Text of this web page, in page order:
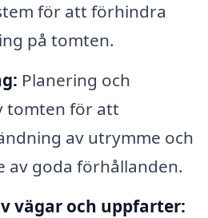
för att förhindra
på tomten.
Planering och
tomten för att
av utrymme och
av goda förhållanden.
vägar och uppfarter: